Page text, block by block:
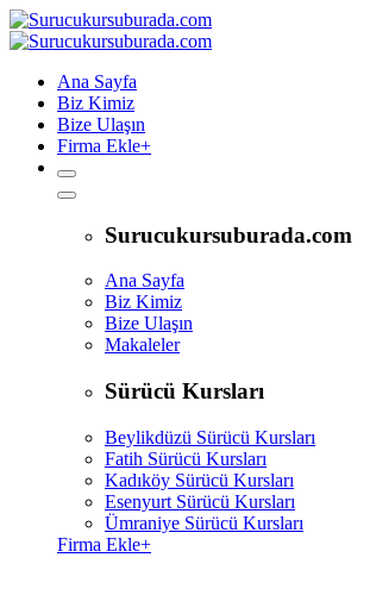
Ana Sayfa
Biz Kimiz
Bize Ulaşın
Firma Ekle+
Surucukursuburada.com
Ana Sayfa
Biz Kimiz
Bize Ulaşın
Makaleler
Sürücü Kursları
Beylikdüzü Sürücü Kursları
Fatih Sürücü Kursları
Kadıköy Sürücü Kursları
Esenyurt Sürücü Kursları
Ümraniye Sürücü Kursları
Firma Ekle+